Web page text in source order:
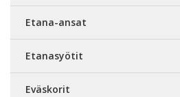
Etana-ansat
Etanasyötit
Eväskorit